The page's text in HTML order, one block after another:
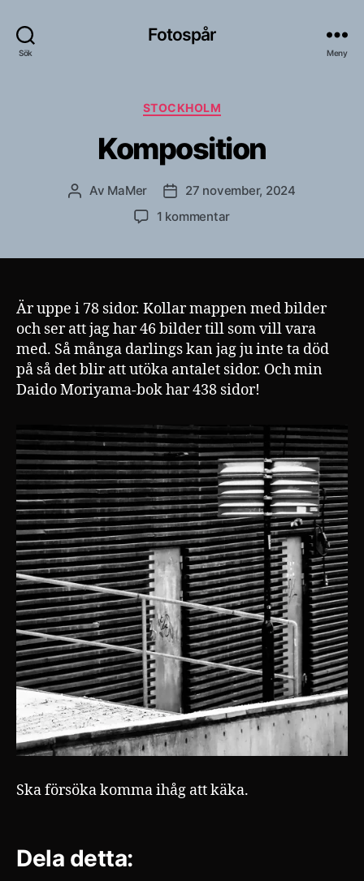
Sök
Fotospår
Meny
Kategorier
STOCKHOLM
Komposition
Inläggsförfattare
Av MaMer Inläggsdatum
27 november, 2024
1 kommentartill
Är uppe i 78 sidor. Kollar mappen med bilder
och ser att jag har 46 bilder till som vill vara
med. Så många darlings kan jag ju inte ta död
på så det blir att utöka antalet sidor. Och min
Daido Moriyama-bok har 438 sidor!
Ska försöka komma ihåg att käka.
Dela detta: